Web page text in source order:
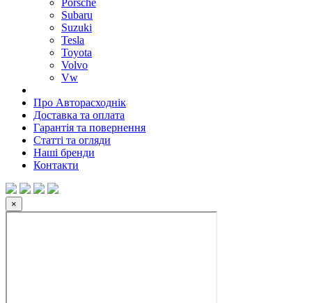
Subaru
Suzuki
Tesla
Toyota
Volvo
Vw
Про Авторасходнік
Доставка та оплата
Гарантія та повернення
Статті та огляди
Наші бренди
Контакти
×